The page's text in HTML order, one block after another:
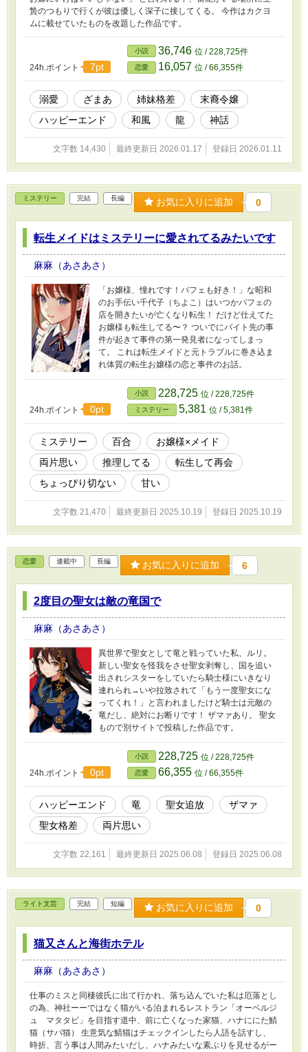
贄のつもりで行くが彼は優しく深子に接してくる。 今作はカクヨ
ムに載せていたものを改題した作品です。
24h.ポイント 7pt
小説 36,746 位 / 228,725件
恋愛 16,057 位 / 66,355件
溺愛 ざまあ 姉妹格差
末裔令嬢
ハッピーエンド
和風 龍 神話
文字数 14,430 最終更新日 2026.01.17 登録日 2026.01.11
ミステリー 完結 長編 お気に入りに追加 0
転生メイドはミステリーに愛されてるみたいです
麻麻（あさあさ）
「お嬢様、憧れです！パフェも好き！」な昭和
のお手伝い千代子（ちよこ）はいつかパフェの
店を開きたいが亡くなり転生！ だけど仕えてた
お嬢様も転生してる〜？ ついでにバイト先の事
件が起きて事件の第一発見者になってしまっ
て。 これは転生メイドと元トラブルに巻き込ま
れ体質の転生お嬢様の恋と事件のお話。
24h.ポイント 0pt
小説 228,725 位 / 228,725件
ミステリー 5,381 位 / 5,381件
ミステリー 百合
お嬢様×メイド
両片思い
推理してる
転生して再会
ちょっぴり切ない
甘い
文字数 21,470 最終更新日 2025.10.19 登録日 2025.10.19
恋愛 連載中 長編 お気に入りに追加 6
2度目の聖女は敵の竜国で
麻麻（あさあさ）
異世界で聖女として竜と戦っていた私、ルリ。
新しい聖女を怪我をさせ聖女剥奪し、国を追い
出されシスターをしていたら騎士様にいきなり
連れられ→いや拉致されて「もう一度聖女にな
ってくれ！」と言われましたけど騎士は元敵の
竜だし、絶対にお断りです！ ザマァあり。 聖女
もので別サイトで投稿した作品です。
24h.ポイント 0pt
小説 228,725 位 / 228,725件
恋愛 66,355 位 / 66,355件
ハッピーエンド 竜 聖女追放
ザマァ
聖女格差
両片思い
文字数 22,161 最終更新日 2025.06.08 登録日 2025.06.08
ライト文芸 完結 短編 お気に入りに追加 0
猫又さんと海街ホテル
麻麻（あさあさ）
仕事のミスと同棲彼氏に出て行かれ、落ち込んでいた私は厄落とし
の為、神社ーーではなく猫がいる泊まれるレストラン「オーベルジ
ュ マタタビ」を目指す道中、前に亡くなった家猫、ハナににた鯖
猫（サバ猫） 生意気な鯖猫はチェックインしたら人語を話すし、
時折、言う事は人間みたいだし、ハナみたいな素ぶりを見せるがー